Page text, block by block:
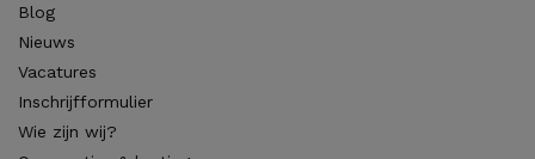
Blog
Nieuws
Vacatures
Inschrijfformulier
Wie zijn wij?